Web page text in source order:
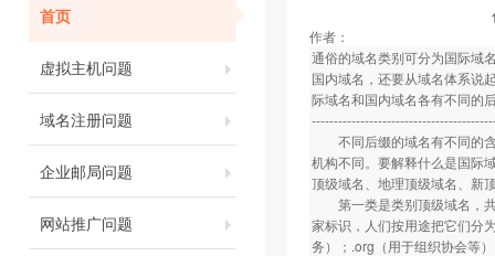
首页
虚拟主机问题
域名注册问题
企业邮局问题
网站推广问题
作者：
通俗的域名类别可分为国际域
国内域名，还要从域名体系说
际域名和国内域名各有不同的
不同后缀的域名有不同的含
机构不同。要解释什么是国际
顶级域名、地理顶级域名、新
第一类是类别顶级域名，共
家标识，人们按用途把它们分
务）；.org（用于组织协会等